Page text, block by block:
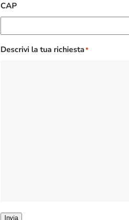
CAP
Descrivi la tua richiesta*
Invia